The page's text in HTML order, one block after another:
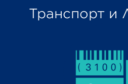
Транспорт и